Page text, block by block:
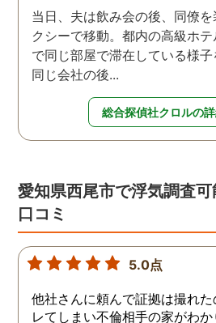
当日、夫は飲み会の後、同僚
クシーで移動。都内の高級ホ
で同じ部屋で滞在している様
同じ会社の後...
総合探偵社クロルの
愛知県西尾市で浮気調査
口コミ
5.0点
他社さんに頼んで証拠は撮れ
レてしまい不倫相手の家がわか